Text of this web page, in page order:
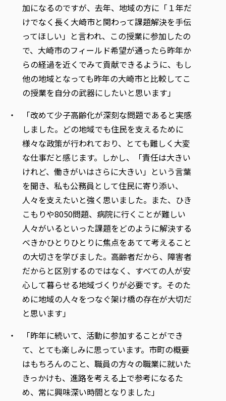
加になるのですが、去年、地域の方に「１年だ
けでなく長く大崎市と関わって課題解決を手伝
ってほしい」と言われ、この授業に参加したの
で、大崎市のフィールド希望が通ったら昨年か
らの経過を近くでみて貢献できるように、もし
他の地域となっても昨年の大崎市と比較してこ
の授業を自分の武器にしたいと思います」
「改めて少子高齢化が深刻な問題であると実感
しました。どの地域でも住民を支えるために
様々な政策が行われており、とても難しく大変
な仕事だと感じます。しかし、「責任は大きい
けれど、働きがいはさらに大きい」という言葉
を聞き、私も公務員として住民に寄り添い、
人々を支えたいと強く思いました。また、ひき
こもりや8050問題、病院に行くことが難しい
人々がいるといった課題をどのように解決する
べきかひとりひとりに焦点をあてて考えること
の大切さを学びました。高齢者だから、障害者
だからと区別するのではなく、すべての人が安
心して暮らせる地域づくりが必要です。そのた
めに地域の人々をつなぐ架け橋の存在が大切だ
と思います」
「昨年に続いて、活動に参加することができ
て、とても楽しみに思っています。市町の概要
はもちろんのこと、職員の方々の職業に就いた
きっかけも、進路を考える上で参考になるた
め、常に興味深い時間となりました」